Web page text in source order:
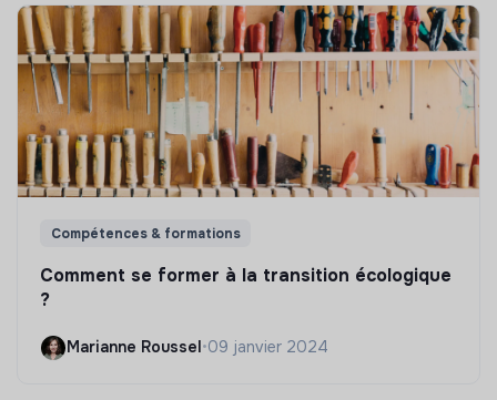
Compétences & formations
Comment se former à la transition écologique
?
Marianne Roussel •09 janvier 2024